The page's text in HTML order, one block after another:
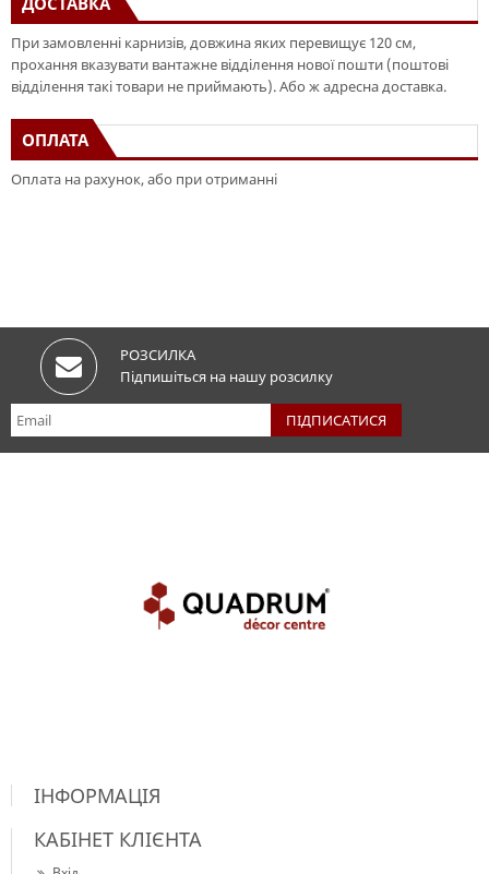
При замовленні карнизів, довжина яких перевищує 120 см,
прохання вказувати вантажне відділення нової пошти (поштові
відділення такі товари не приймають). Або ж адресна доставка.
ОПЛАТА
Оплата на рахунок, або при отриманні
РОЗСИЛКА
Підпишіться на нашу розсилку
ІНФОРМАЦІЯ
КАБІНЕТ КЛІЄНТА